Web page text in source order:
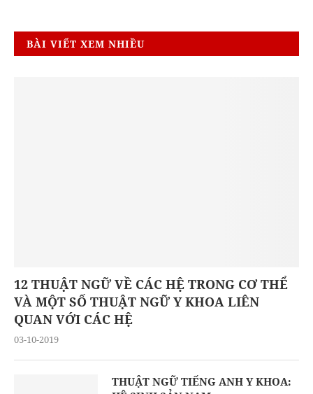
BÀI VIẾT XEM NHIỀU
12 THUẬT NGỮ VỀ CÁC HỆ TRONG CƠ THỂ
VÀ MỘT SỐ THUẬT NGỮ Y KHOA LIÊN
QUAN VỚI CÁC HỆ
03-10-2019
THUẬT NGỮ TIẾNG ANH Y KHOA: